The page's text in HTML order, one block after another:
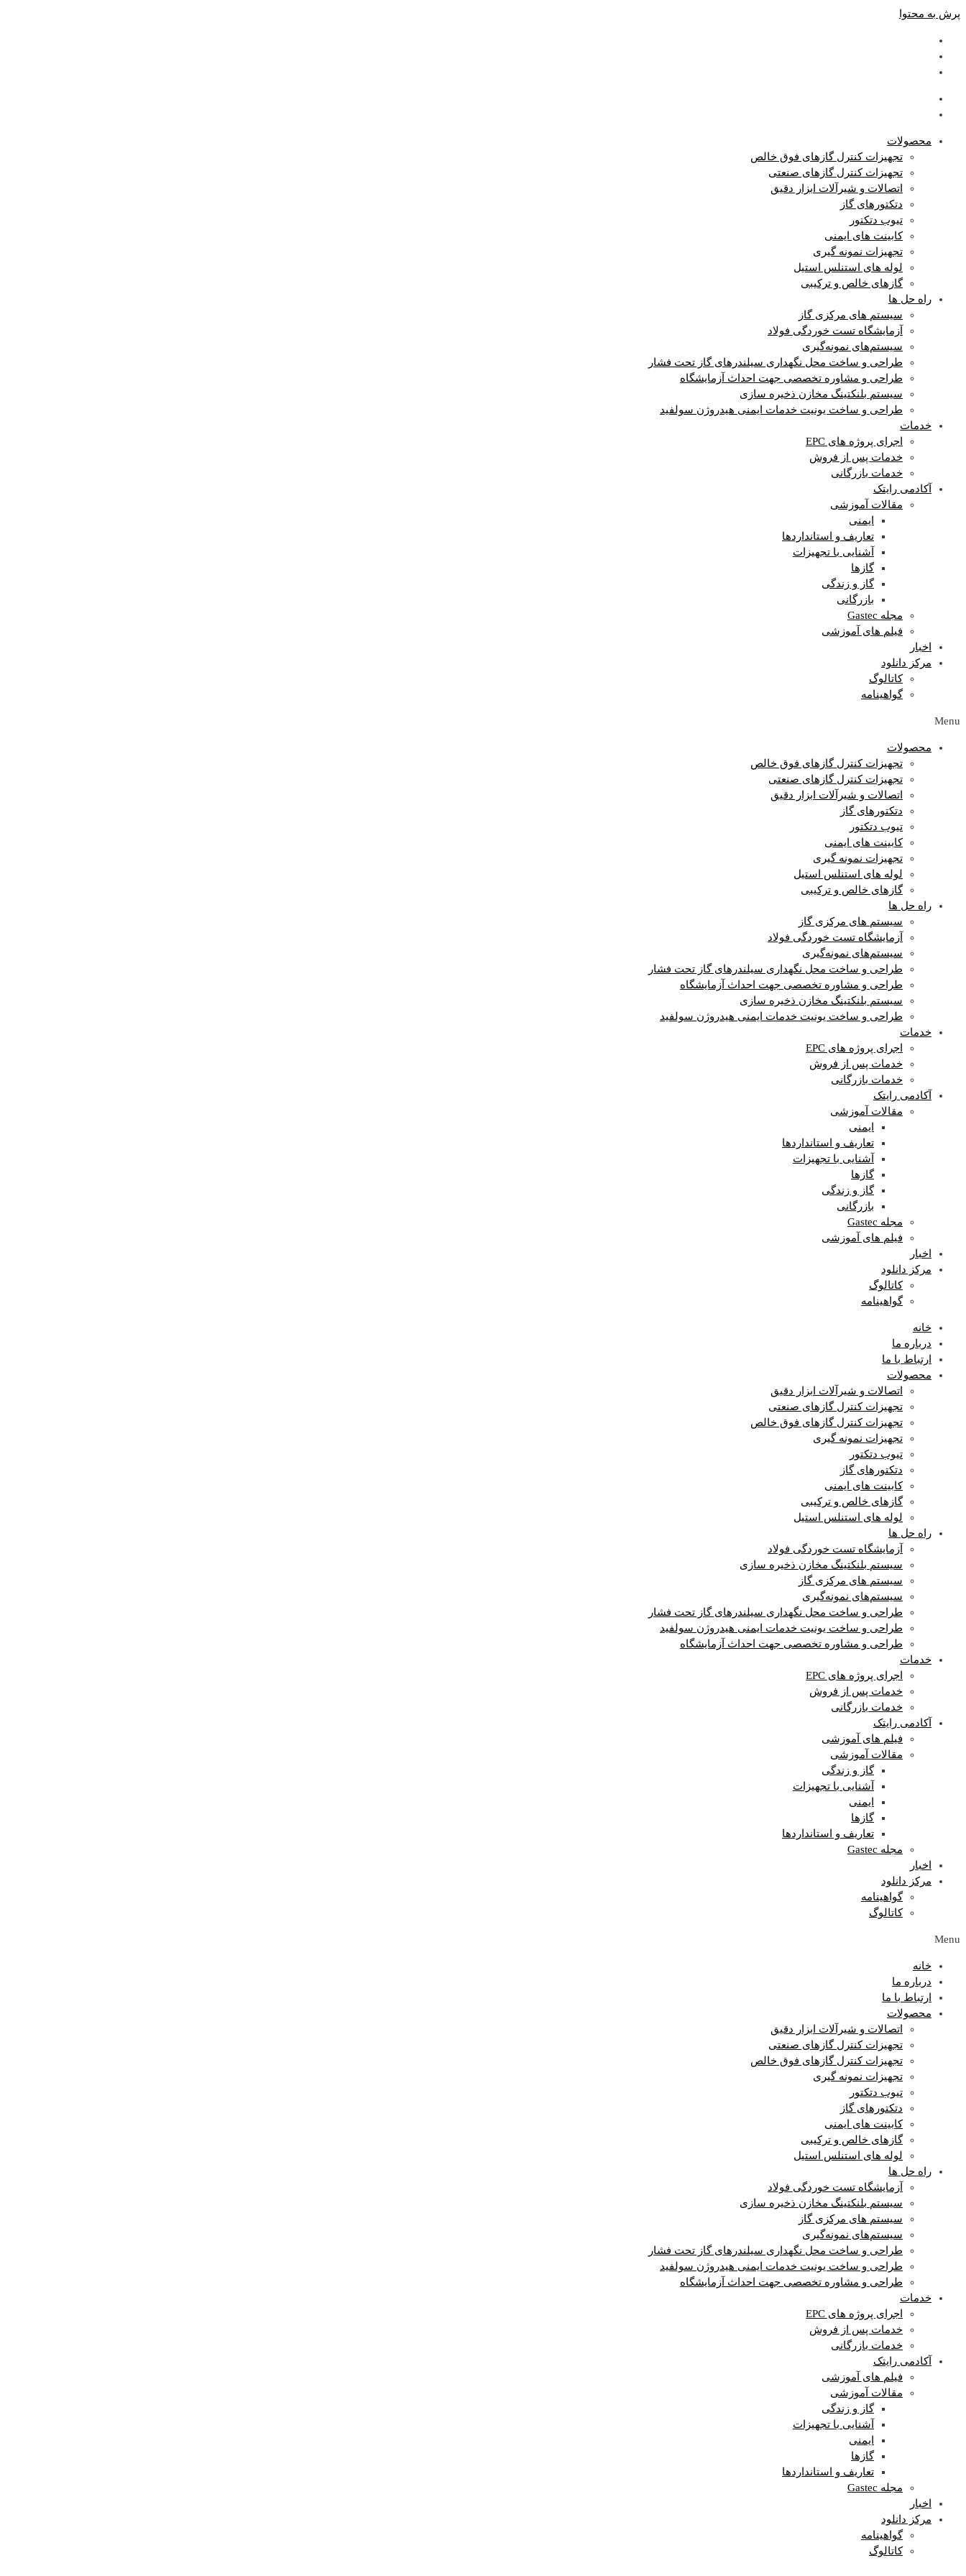
پرش به محتوا
محصولات
تجهیزات کنترل گازهای فوق خالص
تجهیزات کنترل گازهای صنعتی
اتصالات و شیرآلات ابزار دقیق
دتکتورهای گاز
تیوب دتکتور
کابینت های ایمنی
تجهیزات نمونه گیری
لوله های استنلس استیل
گازهای خالص و ترکیبی
راه حل ها
سیستم های مرکزی گاز
آزمایشگاه‌ تست خوردگی فولاد
سیستم‌های نمونه‌گیری
طراحی و ساخت محل نگهداری سیلندرهای گاز تحت فشار
طراحی و مشاوره تخصصی جهت احداث آزمایشگاه
سیستم بلنکتینگ مخازن ذخیره سازی
طراحی و ساخت یونیت خدمات ایمنی هیدروژن سولفید
خدمات
اجرای پروژه های EPC
خدمات پس از فروش
خدمات بازرگانی
آکادمی رایتک
مقالات آموزشی
ایمنی
تعاریف و استانداردها
آشنایی با تجهیزات
گازها
گاز و زندگی
بازرگانی
مجله Gastec
فیلم های آموزشی
اخبار
مرکز دانلود
کاتالوگ
گواهینامه
Menu
محصولات
تجهیزات کنترل گازهای فوق خالص
تجهیزات کنترل گازهای صنعتی
اتصالات و شیرآلات ابزار دقیق
دتکتورهای گاز
تیوب دتکتور
کابینت های ایمنی
تجهیزات نمونه گیری
لوله های استنلس استیل
گازهای خالص و ترکیبی
راه حل ها
سیستم های مرکزی گاز
آزمایشگاه‌ تست خوردگی فولاد
سیستم‌های نمونه‌گیری
طراحی و ساخت محل نگهداری سیلندرهای گاز تحت فشار
طراحی و مشاوره تخصصی جهت احداث آزمایشگاه
سیستم بلنکتینگ مخازن ذخیره سازی
طراحی و ساخت یونیت خدمات ایمنی هیدروژن سولفید
خدمات
اجرای پروژه های EPC
خدمات پس از فروش
خدمات بازرگانی
آکادمی رایتک
مقالات آموزشی
ایمنی
تعاریف و استانداردها
آشنایی با تجهیزات
گازها
گاز و زندگی
بازرگانی
مجله Gastec
فیلم های آموزشی
اخبار
مرکز دانلود
کاتالوگ
گواهینامه
خانه
درباره ما
ارتباط با ما
محصولات
اتصالات و شیرآلات ابزار دقیق
تجهیزات کنترل گازهای صنعتی
تجهیزات کنترل گازهای فوق خالص
تجهیزات نمونه گیری
تیوب دتکتور
دتکتورهای گاز
کابینت های ایمنی
گازهای خالص و ترکیبی
لوله های استنلس استیل
راه حل ها
آزمایشگاه‌ تست خوردگی فولاد
سیستم بلنکتینگ مخازن ذخیره سازی
سیستم های مرکزی گاز
سیستم‌های نمونه‌گیری
طراحی و ساخت محل نگهداری سیلندرهای گاز تحت فشار
طراحی و ساخت یونیت خدمات ایمنی هیدروژن سولفید
طراحی و مشاوره تخصصی جهت احداث آزمایشگاه
خدمات
اجرای پروژه های EPC
خدمات پس از فروش
خدمات بازرگانی
آکادمی رایتک
فیلم های آموزشی
مقالات آموزشی
گاز و زندگی
آشنایی با تجهیزات
ایمنی
گازها
تعاریف و استانداردها
مجله Gastec
اخبار
مرکز دانلود
گواهینامه
کاتالوگ
Menu
خانه
درباره ما
ارتباط با ما
محصولات
اتصالات و شیرآلات ابزار دقیق
تجهیزات کنترل گازهای صنعتی
تجهیزات کنترل گازهای فوق خالص
تجهیزات نمونه گیری
تیوب دتکتور
دتکتورهای گاز
کابینت های ایمنی
گازهای خالص و ترکیبی
لوله های استنلس استیل
راه حل ها
آزمایشگاه‌ تست خوردگی فولاد
سیستم بلنکتینگ مخازن ذخیره سازی
سیستم های مرکزی گاز
سیستم‌های نمونه‌گیری
طراحی و ساخت محل نگهداری سیلندرهای گاز تحت فشار
طراحی و ساخت یونیت خدمات ایمنی هیدروژن سولفید
طراحی و مشاوره تخصصی جهت احداث آزمایشگاه
خدمات
اجرای پروژه های EPC
خدمات پس از فروش
خدمات بازرگانی
آکادمی رایتک
فیلم های آموزشی
مقالات آموزشی
گاز و زندگی
آشنایی با تجهیزات
ایمنی
گازها
تعاریف و استانداردها
مجله Gastec
اخبار
مرکز دانلود
گواهینامه
کاتالوگ